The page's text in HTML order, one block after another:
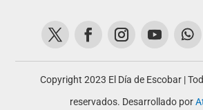
Copyright 2023 El Día de Escobar |
reservados. Desarrollado por